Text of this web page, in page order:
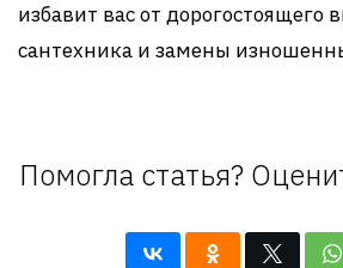
избавит вас от дорогостоящего
сантехника и замены
Помогла статья?